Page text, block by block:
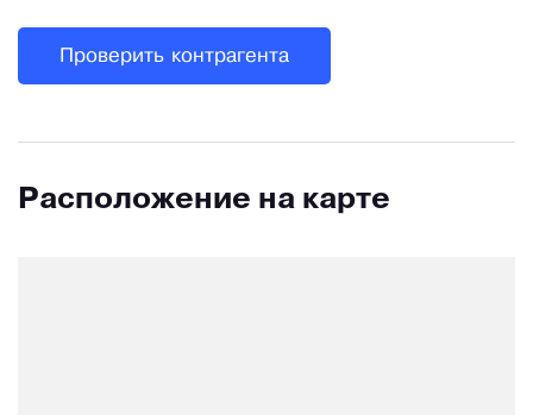
Проверить контрагента
Расположение на карте